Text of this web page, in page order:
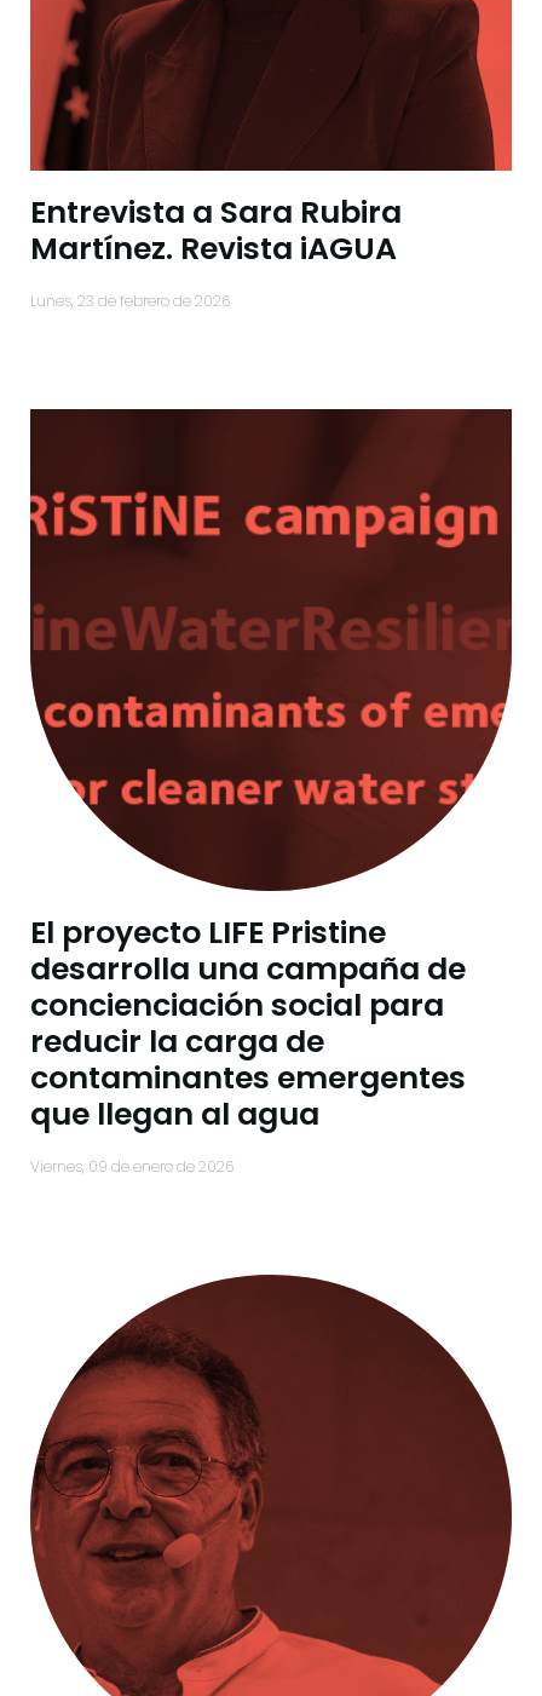
Entrevista a Sara Rubira
Martínez. Revista iAGUA
lunes, 23 de febrero de 2026
El proyecto LIFE Pristine
desarrolla una campaña de
concienciación social para
reducir la carga de
contaminantes emergentes
que llegan al agua
viernes, 09 de enero de 2026